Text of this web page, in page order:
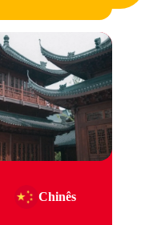
Chinês